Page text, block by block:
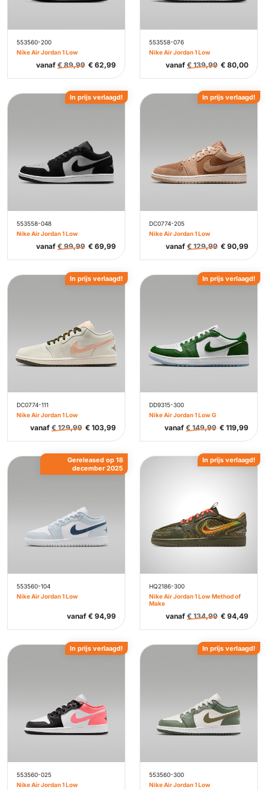
553560-200
Nike Air Jordan 1 Low
vanaf €89,99 € 62,99
553558-076
Nike Air Jordan 1 Low
vanaf €139,99 € 80,00
553558-048
Nike Air Jordan 1 Low
vanaf €99,99 € 69,99
In prijs verlaagd!
DC0774-205
Nike Air Jordan 1 Low
vanaf €129,99 € 90,99
In prijs verlaagd!
DC0774-111
Nike Air Jordan 1 Low
vanaf €129,99 € 103,99
In prijs verlaagd!
DD9315-300
Nike Air Jordan 1 Low G
vanaf €149,99 € 119,99
In prijs verlaagd!
553560-104
Nike Air Jordan 1 Low
vanaf € 94,99
Gereleased op 18
december 2025
HQ2186-300
Nike Air Jordan 1 Low Method of
Make
vanaf €134,99 € 94,49
In prijs verlaagd!
553560-025
Nike Air Jordan 1 Low
In prijs verlaagd!
553560-300
Nike Air Jordan 1 Low
In prijs verlaagd!